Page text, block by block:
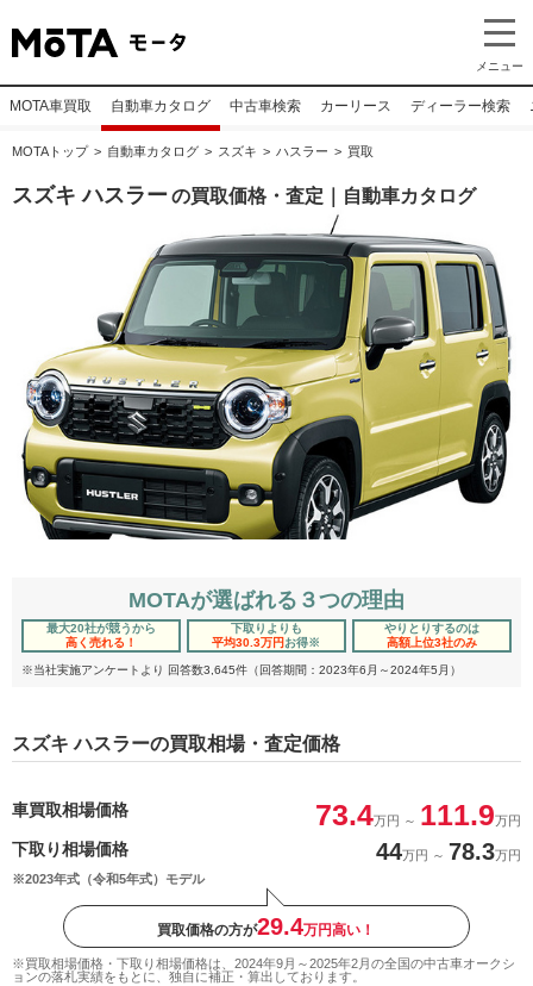
メニュー
MOTA車買取 自動車カタログ 中古車検索 カーリース ディーラー検索
MOTAトップ 自動車カタログ スズキ ハスラー 買取
スズキ ハスラーの買取価格・査定｜自動車カタログ
MOTAが選ばれる３つの理由
最大20社が競うから
高く売れる！
下取りよりも
平均30.3万円お得※
やりとりするのは
高額上位3社のみ
※当社実施アンケートより 回答数3,645件（回答期間：2023年6月～2024年5月）
スズキ ハスラーの買取相場・査定価格
車買取相場価格 73.4万円 ～ 111.9万円
下取り相場価格 44万円 ～ 78.3万円
※2023年式（令和5年式）モデル
買取価格の方が29.4万円高い！
※買取相場価格・下取り相場価格は、2024年9月～2025年2月の全国の中古車オークシ
ョンの落札実績をもとに、独自に補正・算出しております。